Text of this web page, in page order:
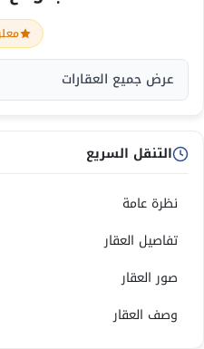
عرض جميع العقارات
التنقل السريع
نظرة عامة
تفاصيل العقار
صور العقار
وصف العقار